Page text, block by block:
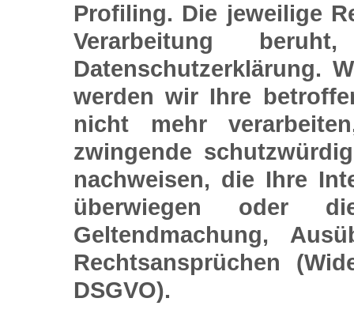
Profiling. Die jeweilige
Verarbeitung
Datenschutzerklärung.
werden wir Ihre
nicht mehr
zwingende
nachweisen, die Ihre
überwiegen oder
Geltendmachung,
Rechtsansprüchen
DSGVO).